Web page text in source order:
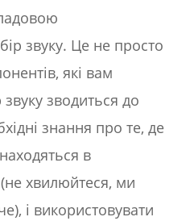
звуку. Це не просто
які вам
зводиться до
знання про те, де
в
хвилюйтеся, ми
і використовувати